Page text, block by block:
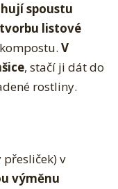
spoustu
listové
V
, stačí ji dát do
rostliny.
v
výměnu